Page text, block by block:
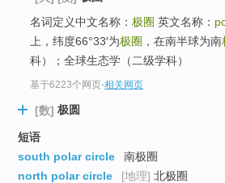
名词定义中文名称： 极圈 英文名称：
上，纬度66°33′为极圈 ，在南半球为南
科）；全球生态学（二级学科）
基于6223个网页-相关网页
[数] 极圆
短语
south polar circle
南极圈
north polar circle
[地理] 北极圈